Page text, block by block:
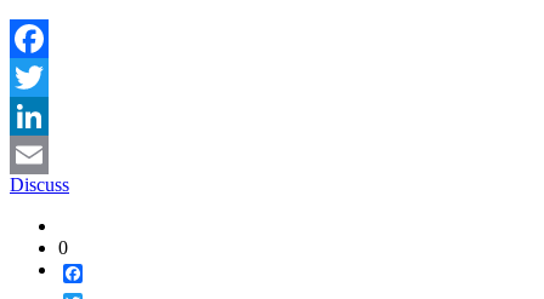
Facebook
Twitter
LinkedIn
Email
Discuss
0